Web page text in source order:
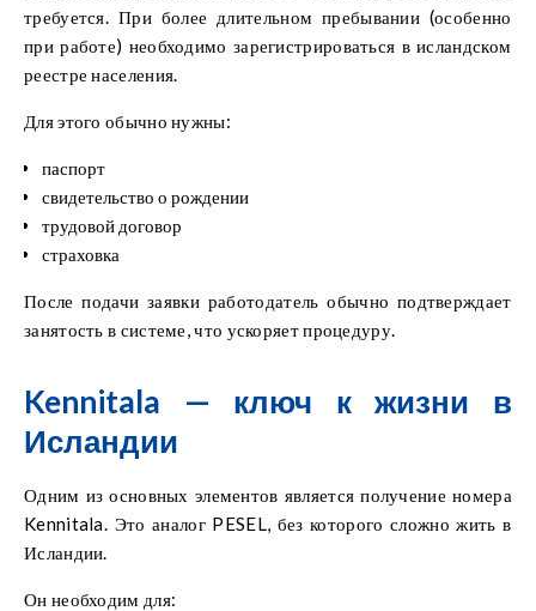
требуется. При более длительном пребывании (особенно
при работе) необходимо зарегистрироваться в исландском
реестре населения.
Для этого обычно нужны:
паспорт
свидетельство о рождении
трудовой договор
страховка
После подачи заявки работодатель обычно подтверждает
занятость в системе, что ускоряет процедуру.
Kennitala — ключ к жизни в
Исландии
Одним из основных элементов является получение номера
Kennitala. Это аналог PESEL, без которого сложно жить в
Исландии.
Он необходим для: